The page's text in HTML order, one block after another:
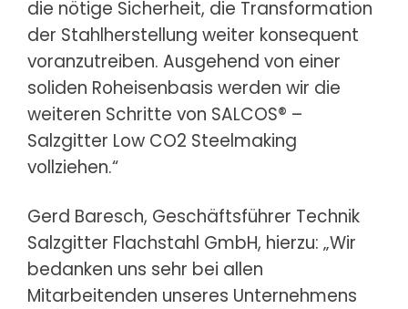
die nötige Sicherheit, die Transformation
der Stahlherstellung weiter konsequent
voranzutreiben. Ausgehend von einer
soliden Roheisenbasis werden wir die
weiteren Schritte von SALCOS® –
Salzgitter Low CO2 Steelmaking
vollziehen.“
Gerd Baresch, Geschäftsführer Technik
Salzgitter Flachstahl GmbH, hierzu: „Wir
bedanken uns sehr bei allen
Mitarbeitenden unseres Unternehmens